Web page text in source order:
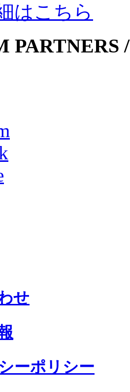
はこちら
PARTNERS
せ
ーポリシー